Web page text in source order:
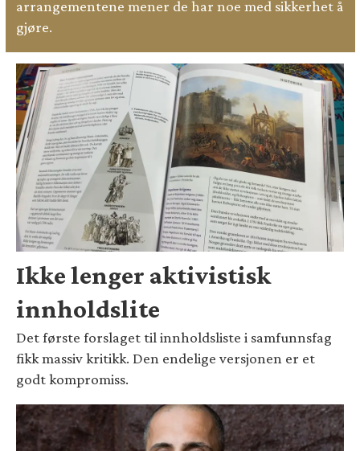
arrangementene mener de har noe med sikkerhet å
gjøre.
Ikke lenger aktivistisk
innholdslite
Det første forslaget til innholdsliste i samfunnsfag
fikk massiv kritikk. Den endelige versjonen er et
godt kompromiss.